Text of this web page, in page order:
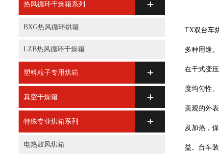
热风循环干燥箱系列
BXG热风循环烘箱
LZB热风循环干燥箱
塑料粒子专用烘箱
真空干燥箱
特殊专业烘箱系列
电热鼓风烘箱
TX双台车
多种用途
在干式变
度均匀性
美观的外
及加热，
益。台车